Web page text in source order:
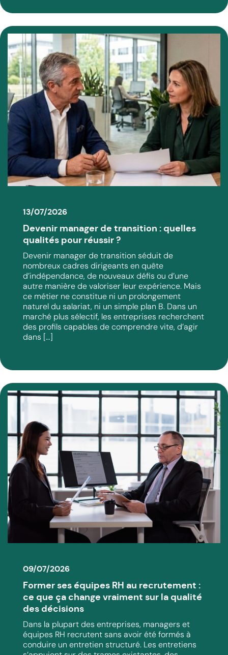
13/07/2026
Devenir manager de transition : quelles
qualités pour réussir ?
Devenir manager de transition séduit de
nombreux cadres dirigeants en quête
d’indépendance, de nouveaux défis ou d’une
autre manière de valoriser leur expérience. Mais
ce métier ne constitue ni un prolongement
naturel du salariat, ni un simple plan B. Dans un
marché plus sélectif, les entreprises recherchent
des profils capables de comprendre vite, d’agir
dans […]
09/07/2026
Former ses équipes RH au recrutement :
ce que ça change vraiment sur la qualité
des décisions
Dans la plupart des entreprises, managers et
équipes RH recrutent sans avoir été formés à
conduire un entretien structuré. Les entretiens